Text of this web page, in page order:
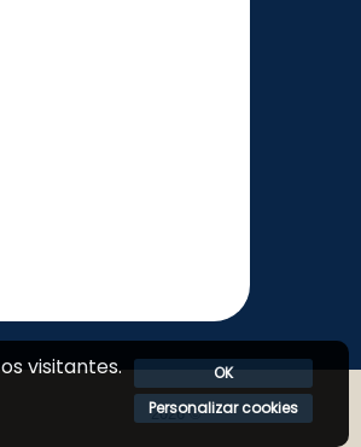
2026 ©
visitantes.
OK
Personalizar cookies